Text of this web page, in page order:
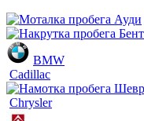
BMW
Cadillac
Chrysler